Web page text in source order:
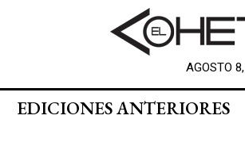
AGOSTO
EDICIONES ANTERIORES